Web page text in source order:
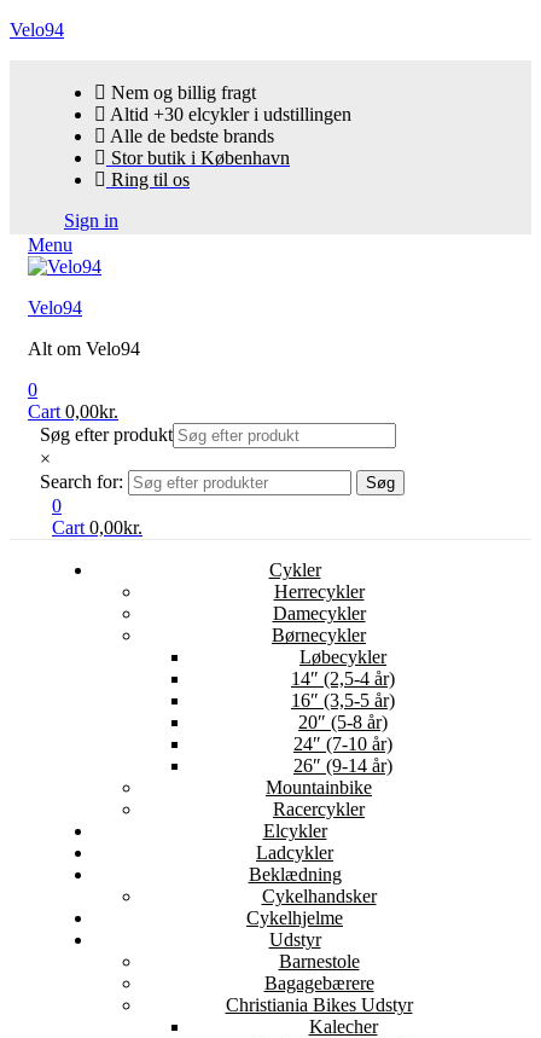
Velo94
Nem og billig fragt
Altid +30 elcykler i udstillingen
Alle de bedste brands
Stor butik i København
Ring til os
Sign in
Menu
Velo94
Alt om Velo94
0
Cart 0,00kr.
Søg efter produkt
×
Search for:
Søg
0
Cart 0,00kr.
Cykler
Herrecykler
Damecykler
Børnecykler
Løbecykler
14″ (2,5-4 år)
16″ (3,5-5 år)
20″ (5-8 år)
24″ (7-10 år)
26″ (9-14 år)
Mountainbike
Racercykler
Elcykler
Ladcykler
Beklædning
Cykelhandsker
Cykelhjelme
Udstyr
Barnestole
Bagagebærere
Christiania Bikes Udstyr
Kalecher